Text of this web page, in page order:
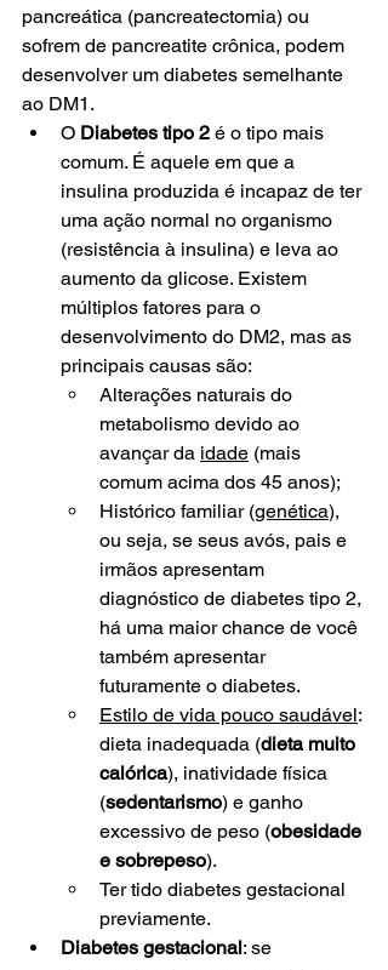
pancreática (pancreatectomia) ou
sofrem de pancreatite crônica, podem
desenvolver um diabetes semelhante
ao DM1.
O Diabetes tipo 2 é o tipo mais
comum. É aquele em que a
insulina produzida é incapaz de ter
uma ação normal no organismo
(resistência à insulina) e leva ao
aumento da glicose. Existem
múltiplos fatores para o
desenvolvimento do DM2, mas as
principais causas são:
Alterações naturais do
metabolismo devido ao
avançar da idade (mais
comum acima dos 45 anos);
Histórico familiar (genética),
ou seja, se seus avós, pais e
irmãos apresentam
diagnóstico de diabetes tipo 2,
há uma maior chance de você
também apresentar
futuramente o diabetes.
Estilo de vida pouco saudável:
dieta inadequada (dieta muito
calórica), inatividade física
(sedentarismo) e ganho
excessivo de peso (obesidade
e sobrepeso).
Ter tido diabetes gestacional
previamente.
Diabetes gestacional: se